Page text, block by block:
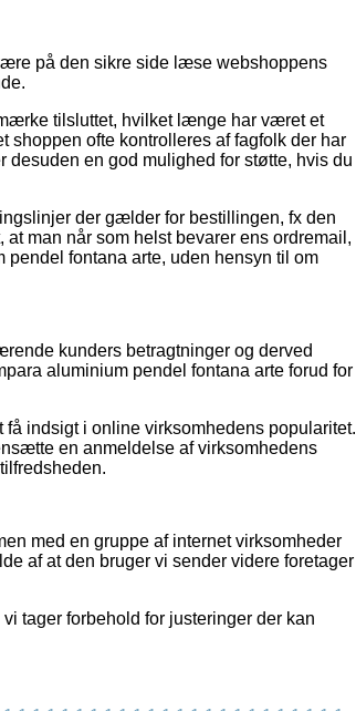
på den sikre side læse webshoppens
tilsluttet, hvilket længe har været et
shoppen ofte kontrolleres af fagfolk der har
en god mulighed for støtte, hvis du
der gælder for bestillingen, fx den
man når som helst bevarer ens ordremail,
fontana arte, uden hensyn til om
kunders betragtninger og derved
aluminium pendel fontana arte forud for
indsigt i online virksomhedens popularitet.
en anmeldelse af virksomhedens
med en gruppe af internet virksomheder
af at den bruger vi sender videre foretager
tager forbehold for justeringer der kan